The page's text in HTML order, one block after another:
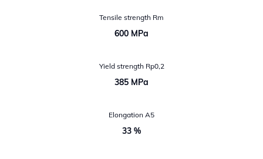
Tensile strength Rm
600 MPa
Yield strength Rp0,2
385 MPa
Elongation A5
33 %